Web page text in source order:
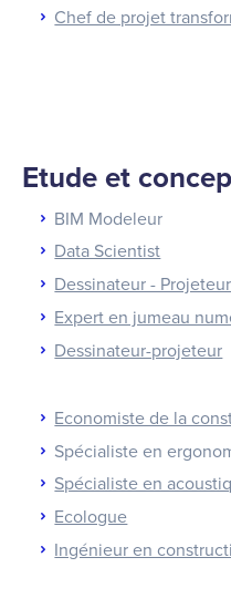
Chef de projet
Etude et
BIM Modeleur
Data Scientist
Dessinateur - Projeteur
Expert en jumeau
Dessinateur-projeteur
Economiste de la
Spécialiste en
Spécialiste en
Ecologue
Ingénieur en